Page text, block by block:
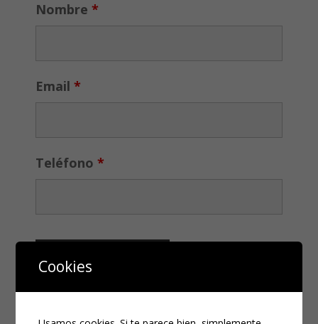
Nombre *
Email *
Teléfono *
Cookies